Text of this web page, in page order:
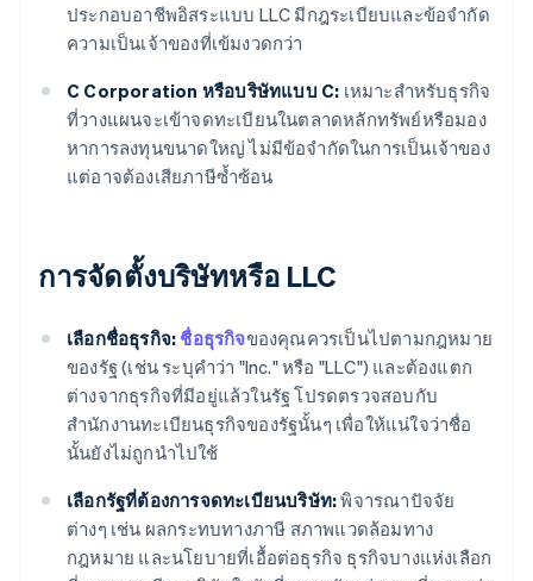
ประกอบอาชีพอิสระแบบ LLC มีกฎระเบียบและข้อจำกัด
ความเป็นเจ้าของที่เข้มงวดกว่า
C Corporation หรือบริษัทแบบ C: เหมาะสำหรับธุรกิจ
ที่วางแผนจะเข้าจดทะเบียนในตลาดหลักทรัพย์หรือมอง
หาการลงทุนขนาดใหญ่ ไม่มีข้อจำกัดในการเป็นเจ้าของ
แต่อาจต้องเสียภาษีซ้ำซ้อน
การจัดตั้งบริษัทหรือ LLC
เลือกชื่อธุรกิจ: ชื่อธุรกิจของคุณควรเป็นไปตามกฎหมาย
ของรัฐ (เช่น ระบุคำว่า "Inc." หรือ "LLC") และต้องแตก
ต่างจากธุรกิจที่มีอยู่แล้วในรัฐ โปรดตรวจสอบกับ
สำนักงานทะเบียนธุรกิจของรัฐนั้นๆ เพื่อให้แน่ใจว่าชื่อ
นั้นยังไม่ถูกนำไปใช้
เลือกรัฐที่ต้องการจดทะเบียนบริษัท:พิจารณาปัจจัย
ต่างๆ เช่น ผลกระทบทางภาษี สภาพแวดล้อมทาง
กฎหมาย และนโยบายที่เอื้อต่อธุรกิจ ธุรกิจบางแห่งเลือก